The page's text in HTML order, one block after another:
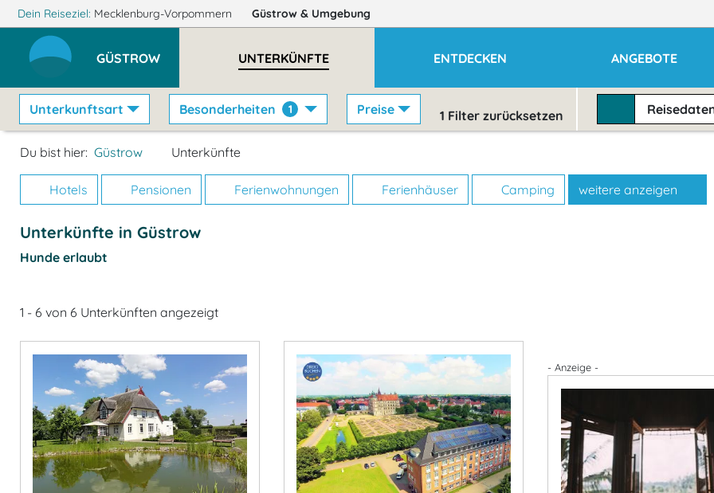
Dein Reiseziel: Mecklenburg-Vorpommern Güstrow & Umgebung
GÜSTROW UNTERKÜNFTE ENTDECKEN ANGEBOTE
Unterkunftsart Besonderheiten 1 Preise 1 Filter zurücksetzen
Du bist hier: Güstrow Unterkünfte
Hotels Pensionen Ferienwohnungen Ferienhäuser Camping weitere anzeigen
Unterkünfte in Güstrow
Hunde erlaubt
1 - 6 von 6 Unterkünften angezeigt
- Anzeige -